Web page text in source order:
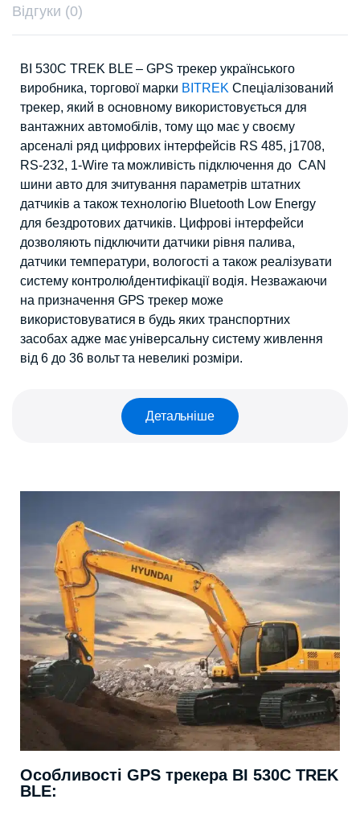
Відгуки (0)
BI 530C TREK BLE – GPS трекер українського
виробника, торгової марки BITREK Спеціалізований
трекер, який в основному використовується для
вантажних автомобілів, тому що має у своєму
арсеналі ряд цифрових інтерфейсів RS 485, j1708,
RS-232, 1-Wire та можливість підключення до CAN
шини авто для зчитування параметрів штатних
датчиків а також технологію Bluetooth Low Energy
для бездротових датчиків. Цифрові інтерфейси
дозволяють підключити датчики рівня палива,
датчики температури, вологості а також реалізувати
систему контролю/ідентифікації водія. Незважаючи
на призначення GPS трекер може
використовуватися в будь яких транспортних
засобах адже має універсальну систему живлення
від 6 до 36 вольт та невеликі розміри.
Детальніше
Особливості GPS трекера BI 530C TREK
BLE: